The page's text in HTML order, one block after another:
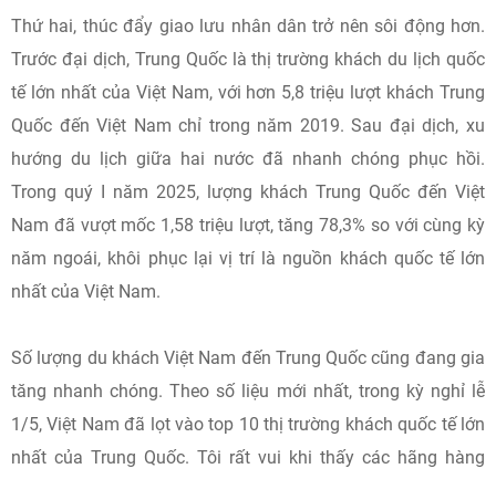
Thứ hai, thúc đẩy giao lưu nhân dân trở nên sôi động hơn.
Trước đại dịch, Trung Quốc là thị trường khách du lịch quốc
tế lớn nhất của Việt Nam, với hơn 5,8 triệu lượt khách Trung
Quốc đến Việt Nam chỉ trong năm 2019. Sau đại dịch, xu
hướng du lịch giữa hai nước đã nhanh chóng phục hồi.
Trong quý I năm 2025, lượng khách Trung Quốc đến Việt
Nam đã vượt mốc 1,58 triệu lượt, tăng 78,3% so với cùng kỳ
năm ngoái, khôi phục lại vị trí là nguồn khách quốc tế lớn
nhất của Việt Nam.
Số lượng du khách Việt Nam đến Trung Quốc cũng đang gia
tăng nhanh chóng. Theo số liệu mới nhất, trong kỳ nghỉ lễ
1/5, Việt Nam đã lọt vào top 10 thị trường khách quốc tế lớn
nhất của Trung Quốc. Tôi rất vui khi thấy các hãng hàng